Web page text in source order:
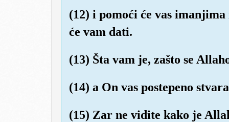
(12) i pomoći će vas
će vam dati.
(13) Šta vam je, zašto se
(14) a On vas postepeno
(15) Zar ne vidite kako je